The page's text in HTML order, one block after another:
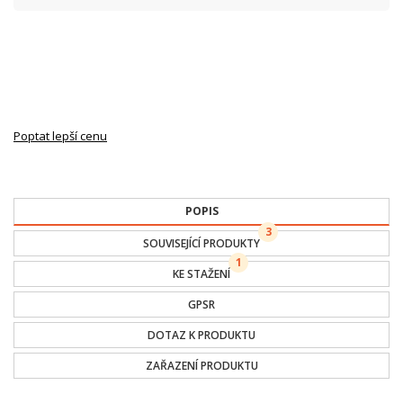
Poptat lepší cenu
POPIS
SOUVISEJÍCÍ PRODUKTY
3
KE STAŽENÍ
1
GPSR
DOTAZ K PRODUKTU
ZAŘAZENÍ PRODUKTU